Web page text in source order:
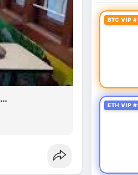
Choose the Best Montessori Teacher Training Institute in Coimbatore for a Rewarding Career
BTC VIP
ETH VIP